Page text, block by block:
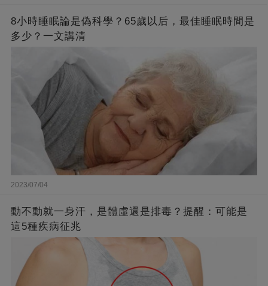
8小時睡眠論是偽科學？65歲以后，最佳睡眠時間是
多少？一文講清
2023/07/04
動不動就一身汗，是體虛還是排毒？提醒：可能是
這5種疾病征兆